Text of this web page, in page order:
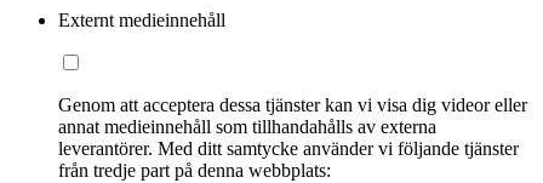
Externt medieinnehåll
Genom att acceptera dessa tjänster kan vi visa dig videor eller
annat medieinnehåll som tillhandahålls av externa
leverantörer. Med ditt samtycke använder vi följande tjänster
från tredje part på denna webbplats: